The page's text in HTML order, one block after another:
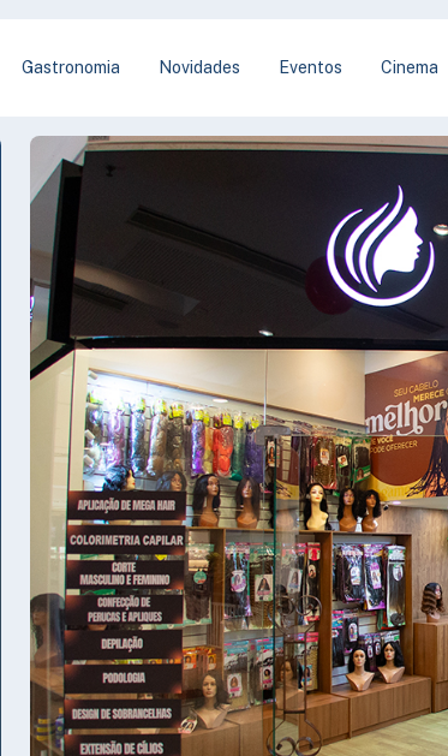
Gastronomia Novidades Eventos Cinema